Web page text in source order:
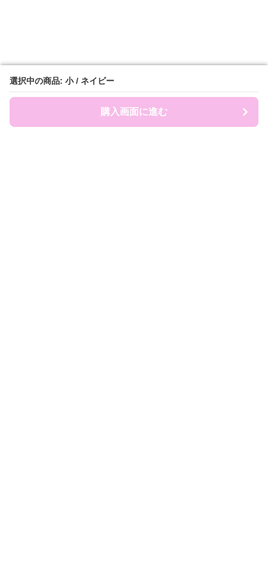
選択中の商品: 小 / ネイビー
購入画面に進む
選択中の商品: 小 / ネイビー
購入画面に進む